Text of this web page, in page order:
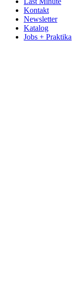
Kontakt
Newsletter
Katalog
Jobs + Praktika